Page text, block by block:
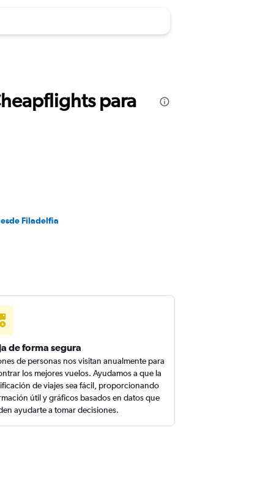
para
Filadelfia
de forma segura
de personas nos visitan anualmente para
los mejores vuelos. Ayudamos a que la
de viajes sea fácil, proporcionando
útil y gráficos basados en datos que
ayudarte a tomar decisiones.